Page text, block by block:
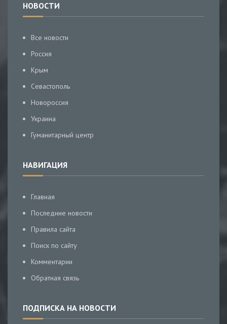
НОВОСТИ
Все новости
Россия
Крым
Севастополь
Новороссия
Украина
Гуманитарный центр
НАВИГАЦИЯ
Главная
Последние новости
Правила сайта
Поиск по сайту
Комментарии
Обратная связь
ПОДПИСКА НА НОВОСТИ